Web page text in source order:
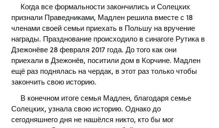
Когда все формальности закончились и Солецких
признали Праведниками, Мадлен решила вместе с 18
членами своей семьи приехать в Польшу на вручение
награды. Празднование происходило в синагоге Рутика в
Дзежонёве 28 февраля 2017 года. До того как они
приехали в Дзежонёв, поситили дом в Корчине. Мадлен
ещё раз поднялась на чердак, в этот раз только чтобы
закончить свою историю.
В конечном итоге семья Мадлен, благодаря семье
Солецких, узнала свою историю. Однако до
сегодняшнего дня не нашёлся никто, кто бы мог